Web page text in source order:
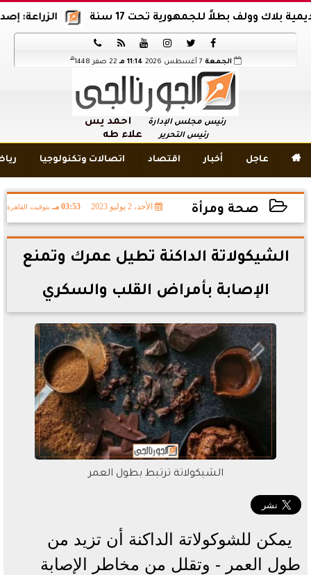
الزراعة: إصدار 12 ألف موافقة وتصريح بالمبيدات خلال 6 شهور وولف بطلاً للجمهورية تحت 17 سنة






الجمعة 11:14 مـ 22 صفر 1448 هـ
رئيس مجلس الإدارة أحمد يس
رئيس التحرير علاء طه
 عاجل أخبار اقتصاد اتصالات وتكنولوجيا
صحة ومرأة الأحد، 2 يوليو 2023 03:53 مـ بتوقيت القاهرة
2023-07-02 15:53:46
الشيكولاتة الداكنة تطيل عمرك وتمنع
الإصابة بأمراض القلب والسكري
الشيكولاتة ترتبط بطول العمر
يمكن للشوكولاتة الداكنة أن تزيد من
طول العمر - وتقلل من مخاطر الإصابة